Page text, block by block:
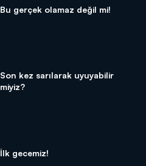
Bu gerçek olamaz değil mi!
Son kez sarılarak uyuyabilir
miyiz?
İlk gecemiz!